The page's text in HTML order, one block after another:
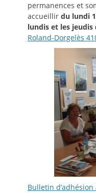
permanences et
accueillir du lundi
lundis et les jeudis
Roland-Dorgelès
Bulletin d’adhésion